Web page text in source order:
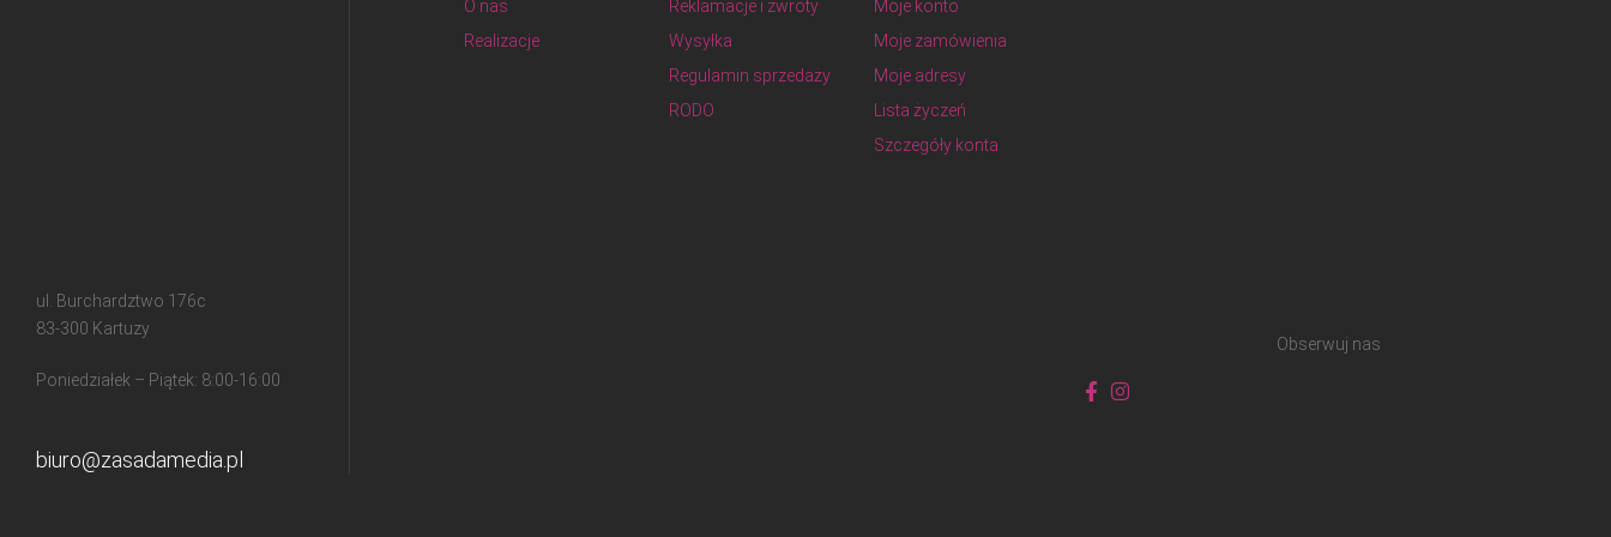
ul. Burchardztwo 176c
83-300 Kartuzy
Poniedziałek – Piątek: 8:00-16:00
biuro@zasadamedia.pl
O nas
Realizacje
Reklamacje i zwroty
Wysyłka
Regulamin sprzedaży
RODO
Moje konto
Moje zamówienia
Moje adresy
Lista życzeń
Szczegóły konta
Obserwuj nas